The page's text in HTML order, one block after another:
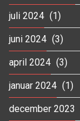
juli 2024 (1)
juni 2024 (3)
april 2024 (3)
januar 2024 (1)
december 2023